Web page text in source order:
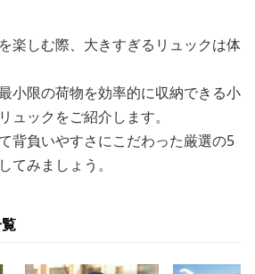
楽しむ際、大きすぎるリュックは体
小限の荷物を効率的に収納できる小
ュックをご紹介します。
背負いやすさにこだわった厳選の5
てみましょう。